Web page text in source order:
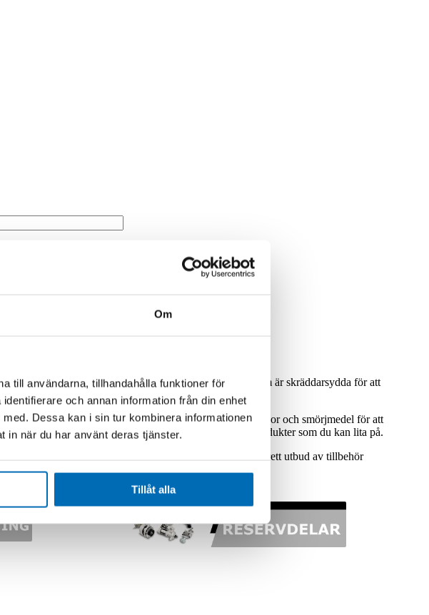
Om
till användarna, tillhandahålla funktioner för
och annan information från din enhet
Dessa kan i sin tur kombinera informationen
in när du har använt deras tjänster.
Tillåt alla
oss hittar du ett brett urval av färdiga servicesatser som är skräddarsydda för att
skydda dess prestanda under lång tid framöver.
de nödvändiga resurserna till hands. Oavsett om det är oljor och smörjmedel för att
och värde, kan du lita på oss för högkvalitativa produkter som du kan lita på.
maskin igång igen vid behov. Dessutom erbjuder vi ett brett utbud av tillbehör
interiör.